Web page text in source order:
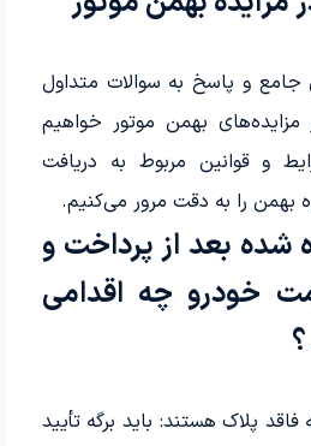
و پاسخ به سوالات متداول
مزایده‌های بهمن موتور خواهیم
و قوانین مربوط به دریافت
بهمن را به دقت مرور می‌کنیم.
شده بعد از پرداخت و
خودرو چه اقدامی
پلاک هستند: باید برگه تأیید